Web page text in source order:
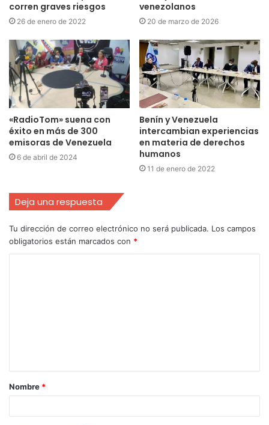
corren graves riesgos
26 de enero de 2022
venezolanos
20 de marzo de 2026
«RadioTom» suena con
éxito en más de 300
emisoras de Venezuela
6 de abril de 2024
Benín y Venezuela
intercambian experiencias
en materia de derechos
humanos
11 de enero de 2022
Deja una respuesta
Tu dirección de correo electrónico no será publicada. Los campos
obligatorios están marcados con *
Nombre *